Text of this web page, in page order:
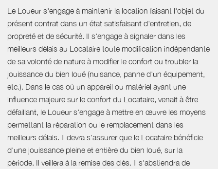
Le Loueur s'engage à maintenir la location faisant l'objet du
présent contrat dans un état satisfaisant d'entretien, de
propreté et de sécurité. Il s'engage à signaler dans les
meilleurs délais au Locataire toute modification indépendante
de sa volonté de nature à modifier le confort ou troubler la
jouissance du bien loué (nuisance, panne d'un équipement,
etc.). Dans le cas où un appareil ou matériel ayant une
influence majeure sur le confort du Locataire, venait à être
défaillant, le Loueur s'engage à mettre en œuvre les moyens
permettant la réparation ou le remplacement dans les
meilleurs délais. Il devra s'assurer que le Locataire bénéficie
d'une jouissance pleine et entière du bien loué, sur la
période. Il veillera à la remise des clés. Il s'abstiendra de